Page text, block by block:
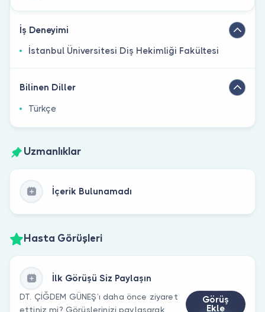
İş Deneyimi
İstanbul Üniversitesi Diş Hekimliği Fakültesi
Bilinen Diller
Türkçe
Uzmanlıklar
İçerik Bulunamadı
Hasta Görüşleri
İlk Görüşü Siz Paylaşın
DT. ÇİĞDEM GÜNEŞ’ı daha önce ziyaret
ettiniz mi? Görüşlerinizi paylaşarak
Görüş
Ekle